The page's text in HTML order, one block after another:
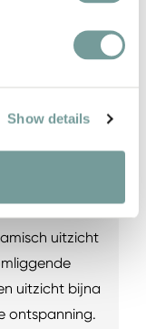
Show details
van de
ontstaat
exclusief
uitzicht
uitzicht bijna
ontspanning.